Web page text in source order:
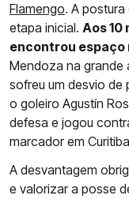
Flamengo. A
etapa inicial. Aos 10
encontrou espaço
Mendoza na grande
sofreu um desvio de
o goleiro Agustín
defesa e jogou
marcador em
A desvantagem
e valorizar a posse